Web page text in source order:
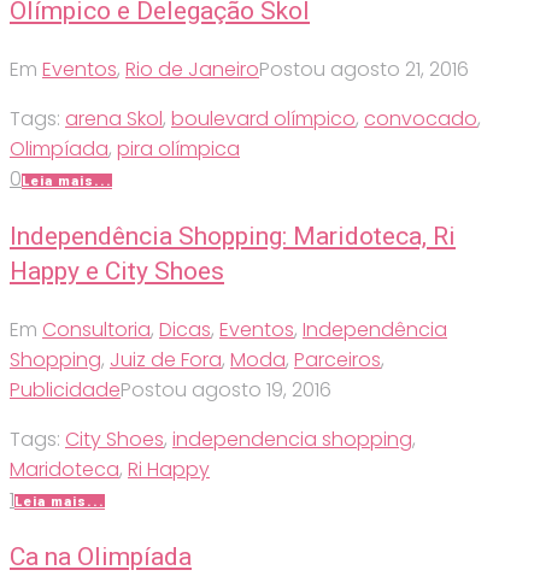
Olímpico e Delegação Skol
Em Eventos, Rio de JaneiroPostou agosto 21, 2016
Tags: arena Skol, boulevard olímpico, convocado,
Olimpíada, pira olímpica
0Leia mais...
Independência Shopping: Maridoteca, Ri
Happy e City Shoes
Em Consultoria, Dicas, Eventos, Independência
Shopping, Juiz de Fora, Moda, Parceiros,
PublicidadePostou agosto 19, 2016
Tags: City Shoes, independencia shopping,
Maridoteca, Ri Happy
1Leia mais...
Ca na Olimpíada